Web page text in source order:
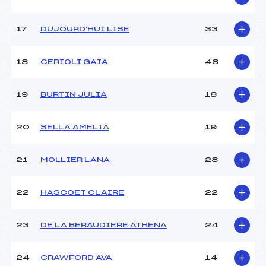
Catégorie :
U10
17 DUJOURD'HUI LISE 33
18 CERIOLI GAÏA 48
19 BURTIN JULIA 18
20 SELLA AMELIA 19
21 MOLLIER LANA 28
22 HASCOET CLAIRE 22
23 DE LA BERAUDIERE ATHENA 24
24 CRAWFORD AVA 14